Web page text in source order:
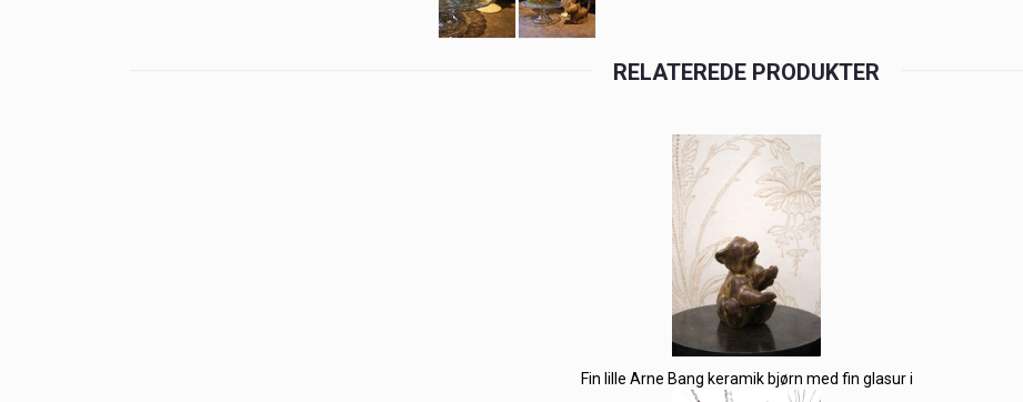
RELATEREDE PRODUKTER
Fin lille Arne Bang keramik bjørn med fin glasur i